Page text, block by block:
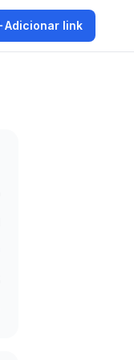
Adicionar link